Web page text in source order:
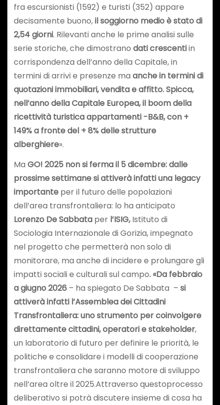
fra escursionisti (1592) e turisti (352) appare
decisamente buono,il soggiorno medio è stato di
2,54 giorni. Rilevanti anche le prime analisi sulle
serie storiche, che dimostrano dati crescentiin
corrispondenza dell’anno della Capitale, in
termini di arrivi e presenze ma anche in termini di
quotazioni immobiliari, vendita e affitto. Spicca,
nell’anno della Capitale Europea, il boom della
ricettività turistica appartamenti -B&B, con +
149% a fronte del + 8% delle strutture
alberghiere».
Ma GO! 2025 non si ferma il 5 dicembre: dalle
prossime settimane si attiverà infatti una legacy
importante per il futuro delle popolazioni
dell’area transfrontaliera: lo ha anticipato
Lorenzo De Sabbata perl’ISIG,Istituto di
Sociologia Internazionale di Gorizia, impegnato
nel progetto che permetterà non solo di
monitorare, ma anche di incidere e prolungare gli
impatti sociali e culturali sul campo. «Da febbraio
a giugno 2026 – ha spiegato De Sabbata – si
attiverà infatti l’Assemblea dei Cittadini
Transfrontaliera: uno strumento per coinvolgere
direttamente cittadini, operatori e stakeholder,
un laboratorio di futuro per definire le priorità, le
politiche e consolidare i modelli di cooperazione
transfrontaliera che saranno motore di sviluppo
nell’area oltre il 2025.Attraverso questoprocesso
deliberativo si potrà discutere insieme di cosa ha